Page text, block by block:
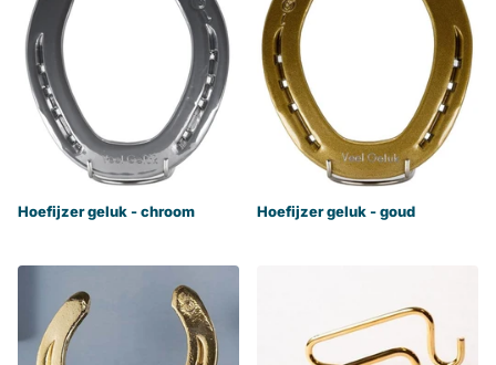
Hoefijzer geluk - chroom Hoefijzer geluk - goud